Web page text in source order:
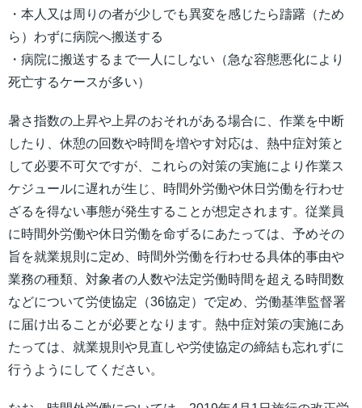
・本人又は周りの者が少しでも異変を感じたら躊躇（ため
ら）わずに病院へ搬送する
・病院に搬送するまで一人にしない（急な容態悪化により
死亡するケースが多い）
暑さ指数の上昇や上昇のおそれがある場合に、作業を中断
したり、休憩の回数や時間を増やす対応は、熱中症対策と
して必要不可欠ですが、これらの対策の実施により作業ス
ケジュールに遅れが生じ、時間外労働や休日労働を行わせ
ざるを得ない事態が発生することが想定されます。従業員
に時間外労働や休日労働を命ずるにあたっては、予めその
旨を就業規則に定め、時間外労働を行わせる具体的事由や
業務の種類、対象者の人数や法定労働時間を超える時間数
などについて労使協定（36協定）で定め、労働基準監督署
に届け出ることが必要となります。熱中症対策の実施にあ
たっては、就業規則や見直しや労使協定の締結も忘れずに
行うようにしてください。